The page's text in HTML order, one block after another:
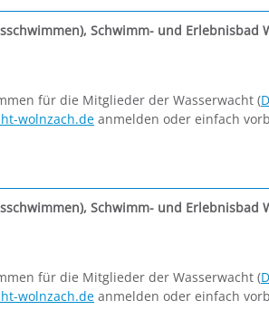
, Schwimm- und Erlebnisbad
für die Mitglieder der Wasserwacht (
wolnzach.de anmelden oder einfach
, Schwimm- und Erlebnisbad
für die Mitglieder der Wasserwacht (
wolnzach.de anmelden oder einfach